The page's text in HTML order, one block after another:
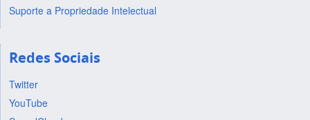
Suporte a Propriedade Intelectual
Redes Sociais
Twitter
YouTube